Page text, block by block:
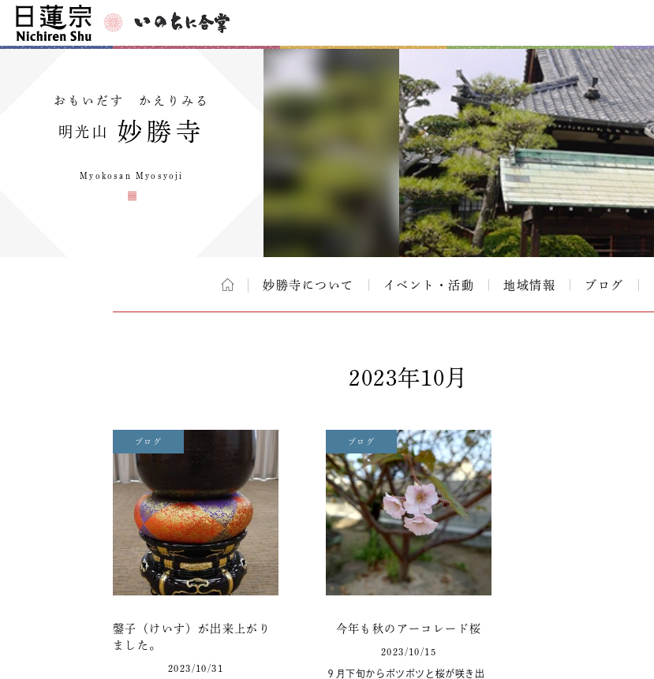
おもいだす かえりみる
明光山 妙勝寺
Myokosan Myosyoji
妙勝寺について イベント・活動 地域情報 ブログ
2023年10月
ブログ
鏧子（けいす）が出来上がり
ました。
2023/10/31
ブログ
今年も秋のアーコレード桜
2023/10/15
９月下旬からポツポツと桜が咲き出